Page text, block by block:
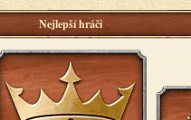
Nejlepší hráči